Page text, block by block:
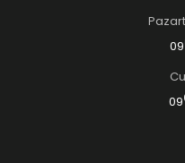
09
09